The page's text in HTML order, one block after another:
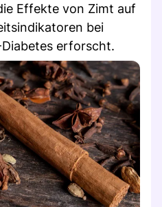
Effekte von Zimt auf
bei
erforscht.